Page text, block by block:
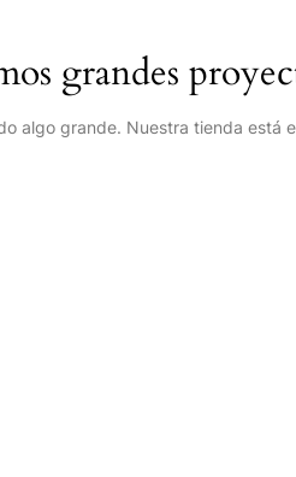
grandes
algo grande. Nuestra tienda está